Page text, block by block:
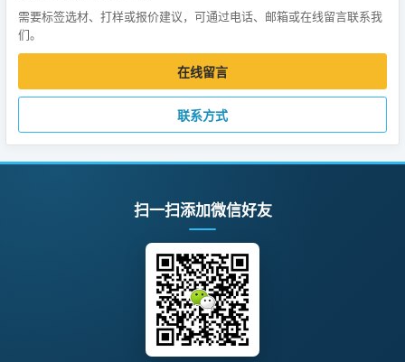
需要标签选材、打样或报价建议，可通过电话、邮箱或在线留言联系我
们。
在线留言
联系方式
扫一扫添加微信好友